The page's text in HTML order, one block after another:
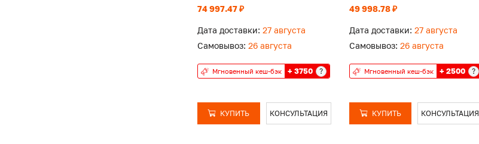
74 997.47 ₽
Дата доставки: 27 августа
Самовывоз: 26 августа
Мгновенный кеш-бэк + 3750 ?
КУПИТЬ КОНСУЛЬТАЦИЯ
49 998.78 ₽
Дата доставки: 27 августа
Самовывоз: 26 августа
Мгновенный кеш-бэк + 2500 ?
КУПИТЬ КОНСУЛЬТАЦИЯ